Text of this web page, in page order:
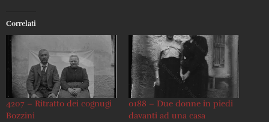
Correlati
4207 – Ritratto dei cognugi
Bozzini
0188 – Due donne in piedi
davanti ad una casa